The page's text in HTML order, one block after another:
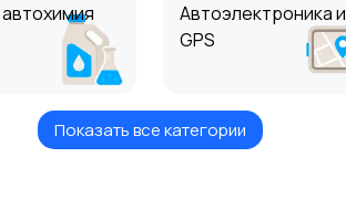
Автоэлектроника и
GPS
Другое
Показать все категории